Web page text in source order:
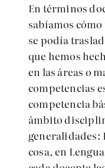
En términos
sabíamos
se podía
que hemos
en las áreas o
competencias
competencia
ámbito
generalidades:
cosa, en